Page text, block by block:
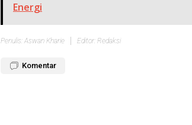
Energi
Penulis: Aswan Kharie Editor: Redaksi
Komentar